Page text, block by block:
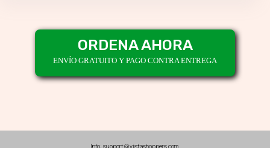
ORDENA AHORA
ENVÍO GRATUITO Y PAGO CONTRA ENTREGA
Info: support@vistashoppers.com